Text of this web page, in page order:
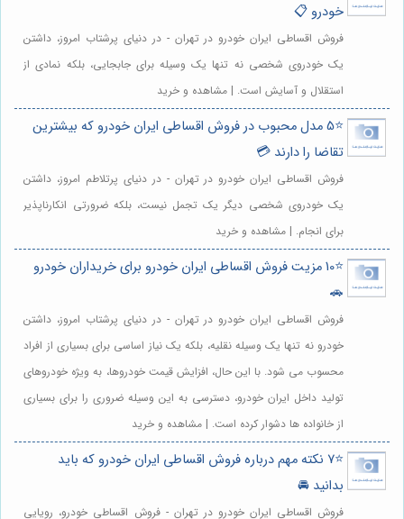
خودرو 📋
فروش اقساطی ایران خودرو در تهران - در دنیای پرشتاب امروز، داشتن
یک خودروی شخصی نه تنها یک وسیله برای جابجایی، بلکه نمادی از
استقلال و آسایش است. | مشاهده و خرید
⭐️5 مدل محبوب در فروش اقساطی ایران خودرو که بیشترین
تقاضا را دارند 💳
فروش اقساطی ایران خودرو در تهران - در دنیای پرتلاطم امروز، داشتن
یک خودروی شخصی دیگر یک تجمل نیست، بلکه ضرورتی انکارناپذیر
برای انجام. | مشاهده و خرید
⭐️10 مزیت فروش اقساطی ایران خودرو برای خریداران خودرو
🚗
فروش اقساطی ایران خودرو در تهران - در دنیای پرشتاب امروز، داشتن
خودرو نه تنها یک وسیله نقلیه، بلکه یک نیاز اساسی برای بسیاری از افراد
محسوب می شود. با این حال، افزایش قیمت خودروها، به ویژه خودروهای
تولید داخل ایران خودرو، دسترسی به این وسیله ضروری را برای بسیاری
از خانواده ها دشوار کرده است. | مشاهده و خرید
⭐️7 نکته مهم درباره فروش اقساطی ایران خودرو که باید
بدانید 🚘
فروش اقساطی ایران خودرو در تهران - فروش اقساطی خودرو، رویایی